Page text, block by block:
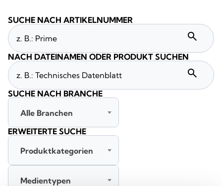
SUCHE NACH ARTIKELNUMMER
search
NACH DATEINAMEN ODER PRODUKT SUCHEN
search
SUCHE NACH BRANCHE
Alle Branchen
ERWEITERTE SUCHE
Produktkategorien
Medientypen